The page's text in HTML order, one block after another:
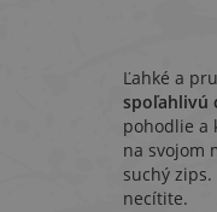
Ľahké a
spoľahlivú
pohodlie a
na svojom
suchý
necítite.